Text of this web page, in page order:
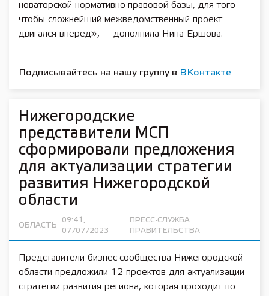
новаторской нормативно-правовой базы, для того
чтобы сложнейший межведомственный проект
двигался вперед», — дополнила Нина Ершова.
Подписывайтесь на нашу группу в ВКонтакте
Нижегородские
представители МСП
сформировали предложения
для актуализации стратегии
развития Нижегородской
области
ОБЛАСТЬ
09:41,
07/07/2023
ПРЕСС-СЛУЖБА
ПРАВИТЕЛЬСТВА
Представители бизнес-сообщества Нижегородской
области предложили 12 проектов для актуализации
стратегии развития региона, которая проходит по